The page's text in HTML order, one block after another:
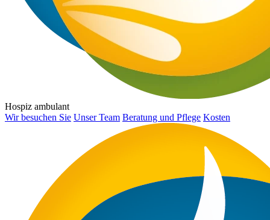
Hospiz ambulant
Wir besuchen Sie Unser Team Beratung und Pflege Kosten